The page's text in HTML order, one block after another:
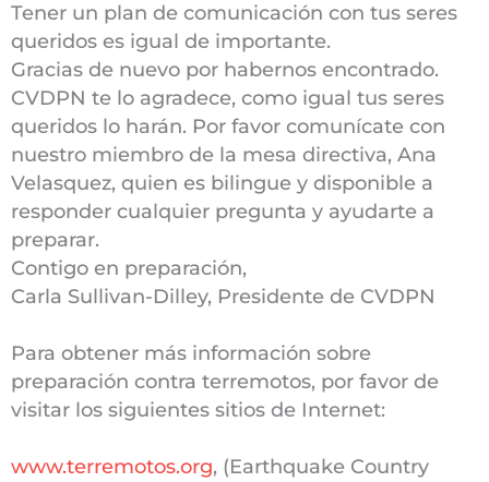
Tener un plan de comunicación con tus seres
queridos es igual de importante.
Gracias de nuevo por habernos encontrado.
CVDPN te lo agradece, como igual tus seres
queridos lo harán. Por favor comunícate con
nuestro miembro de la mesa directiva, Ana
Velasquez, quien es bilingue y disponible a
responder cualquier pregunta y ayudarte a
preparar.
Contigo en preparación,
Carla Sullivan-Dilley, Presidente de CVDPN
Para obtener más información sobre
preparación contra terremotos, por favor de
visitar los siguientes sitios de Internet:
www.terremotos.org, (Earthquake Country